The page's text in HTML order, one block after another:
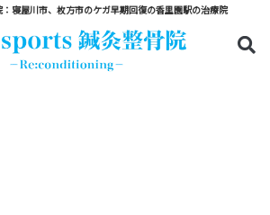
寝屋川市、枚方市のケガ早期回復の香里園駅の治療院